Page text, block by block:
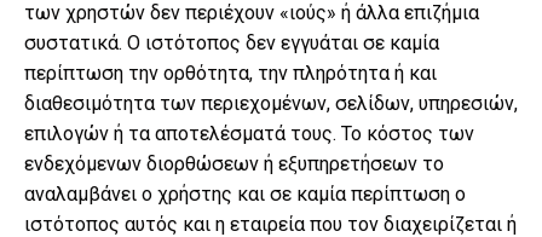
των χρηστών δεν περιέχουν «ιούς» ή άλλα επιζήμια
συστατικά. Ο ιστότοπος δεν εγγυάται σε καμία
περίπτωση την ορθότητα, την πληρότητα ή και
διαθεσιμότητα των περιεχομένων, σελίδων, υπηρεσιών,
επιλογών ή τα αποτελέσματά τους. Το κόστος των
ενδεχόμενων διορθώσεων ή εξυπηρετήσεων το
αναλαμβάνει ο χρήστης και σε καμία περίπτωση ο
ιστότοπος αυτός και η εταιρεία που τον διαχειρίζεται ή